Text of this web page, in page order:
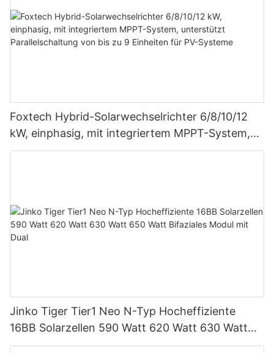
Foxtech Hybrid-Solarwechselrichter 6/8/10/12
kW, einphasig, mit integriertem MPPT-System,
unterstützt Parallelschaltung von bis zu 9
Jinko Tiger Tier1 Neo N-Typ Hocheffiziente
16BB Solarzellen 590 Watt 620 Watt 630 Watt
650 Watt Bifaziales Modul mit Dual